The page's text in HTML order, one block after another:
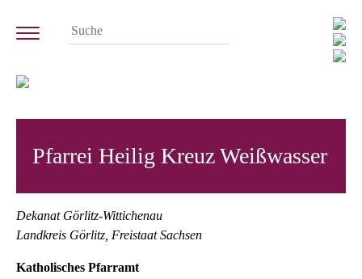
Pfarrei Heilig Kreuz Weißwasser
Dekanat Görlitz-Wittichenau
Landkreis Görlitz, Freistaat Sachsen
Katholisches Pfarramt